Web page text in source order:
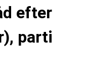
efter
parti